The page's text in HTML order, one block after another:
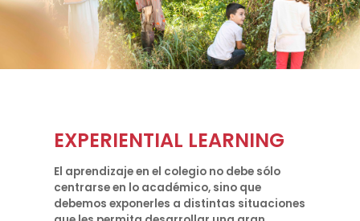
EXPERIENTIAL LEARNING
El aprendizaje en el colegio no debe sólo
centrarse en lo académico, sino que
debemos exponerles a distintas situaciones